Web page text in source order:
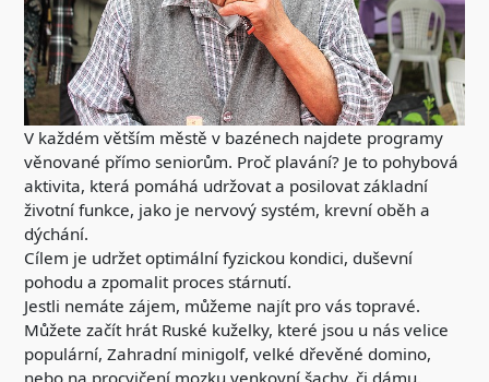
V každém větším městě v bazénech najdete programy
věnované přímo seniorům. Proč plavání? Je to pohybová
aktivita, která pomáhá udržovat a posilovat základní
životní funkce, jako je nervový systém, krevní oběh a
dýchání.
Cílem je udržet optimální fyzickou kondici, duševní
pohodu a zpomalit proces stárnutí.
Jestli nemáte zájem, můžeme najít pro vás topravé.
Můžete začít hrát Ruské kuželky, které jsou u nás velice
populární, Zahradní minigolf, velké dřevěné domino,
nebo na procvičení mozku venkovní šachy, či dámu.